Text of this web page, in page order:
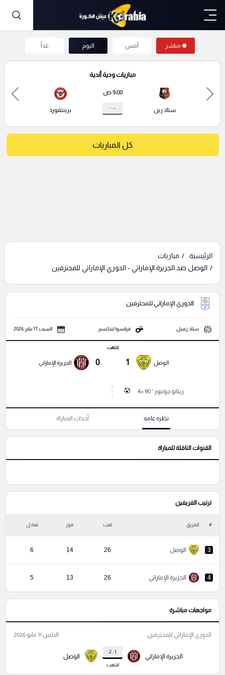
مباشر أمس اليوم غداً
مباريات ودية أندية
ستاد رين
9:00 ص
- : - برينتفورد
كل المباريات
الرئيسية
مباريات
الوصل ضد الجزيرة الإماراتي - الدوري الإماراتي للمحترفين
الدوري الإماراتي للمحترفين
ستاد زعبيل فرانسوا ليتكسير السبت 17 يناير 2026
الوصل 1
انتهت
0 الجزيرة الإماراتي
ريناتو جونيور ' 90 +4
نظره عامه أحداث المباراة
القنوات الناقلة للمباراة
ترتيب الفريفين
# الفريق لعب فوز تعادل
3 الوصل 26
14
6
4 الجزيرة الإماراتي 26
13
5
مواجهات مباشرة
الجزيرة الإماراتي
1 : 2
انتهت
الوصل
الدوري الإماراتي للمحترفين الاثنين 11 مايو 2026